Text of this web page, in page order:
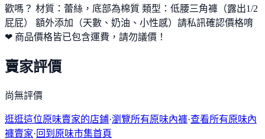
歡嗎？ 材質：蕾絲，底部為棉質 類型：低腰三角褲（露出1/2
屁屁） 額外添加（天數、奶油、小性感）請私訊確認價格唷
❤ 商品價格皆已包含運費，請勿議價！
賣家評價
尚無評價
逛逛這位原味賣家的店鋪·瀏覽所有原味內褲·查看所有原味內
褲賣家·回到原味市集首頁